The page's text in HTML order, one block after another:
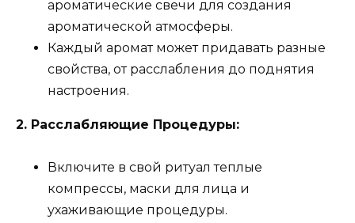
ароматические свечи для создания
ароматической атмосферы.
Каждый аромат может придавать разные
свойства, от расслабления до поднятия
настроения.
2. Расслабляющие Процедуры:
Включите в свой ритуал теплые
компрессы, маски для лица и
ухаживающие процедуры.